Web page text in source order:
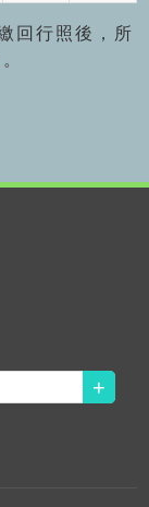
回行照後，所
+